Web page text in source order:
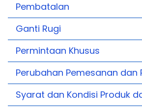
Pembatalan
Ganti Rugi
Permintaan Khusus
Perubahan Pemesanan dan
Syarat dan Kondisi Produk